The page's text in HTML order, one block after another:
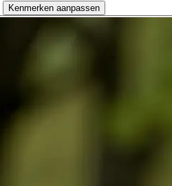
Kenmerken aanpassen